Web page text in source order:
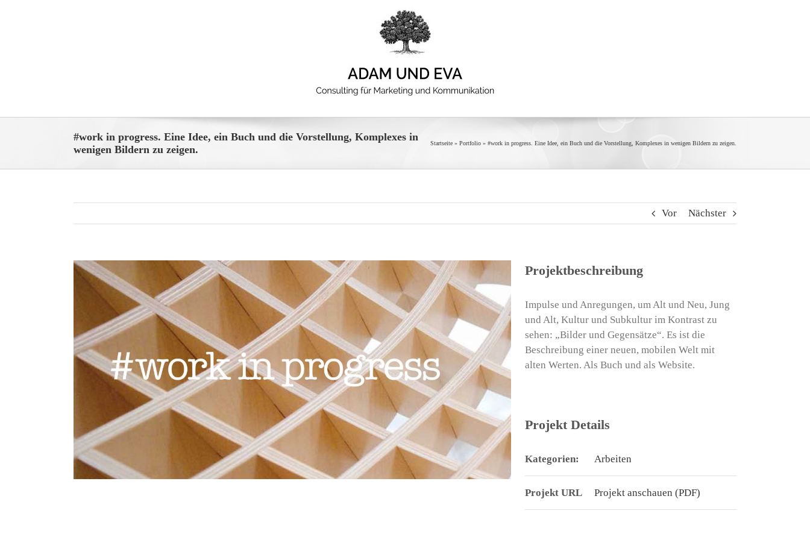
#work in progress. Eine Idee, ein Buch und die Vorstellung, Komplexes in
wenigen Bildern zu zeigen.
Startseite » Portfolio » #work in progress. Eine Idee, ein Buch und die Vorstellung, Komplexes in wenigen Bildern zu zeigen.
Vor Nächster
Projektbeschreibung
Impulse und Anregungen, um Alt und Neu, Jung
und Alt, Kultur und Subkultur im Kontrast zu
sehen: „Bilder und Gegensätze“. Es ist die
Beschreibung einer neuen, mobilen Welt mit
alten Werten. Als Buch und als Website.
Projekt Details
Kategorien: Arbeiten
Projekt URL Projekt anschauen (PDF)